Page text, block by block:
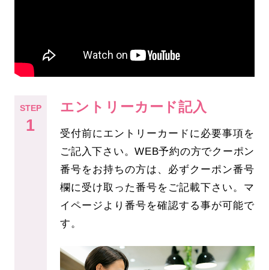
STEP
1
エントリーカード記入
受付前にエントリーカードに必要事項を
ご記入下さい。WEB予約の方でクーポン
番号をお持ちの方は、必ずクーポン番号
欄に受け取った番号をご記載下さい。マ
イページより番号を確認する事が可能で
す。